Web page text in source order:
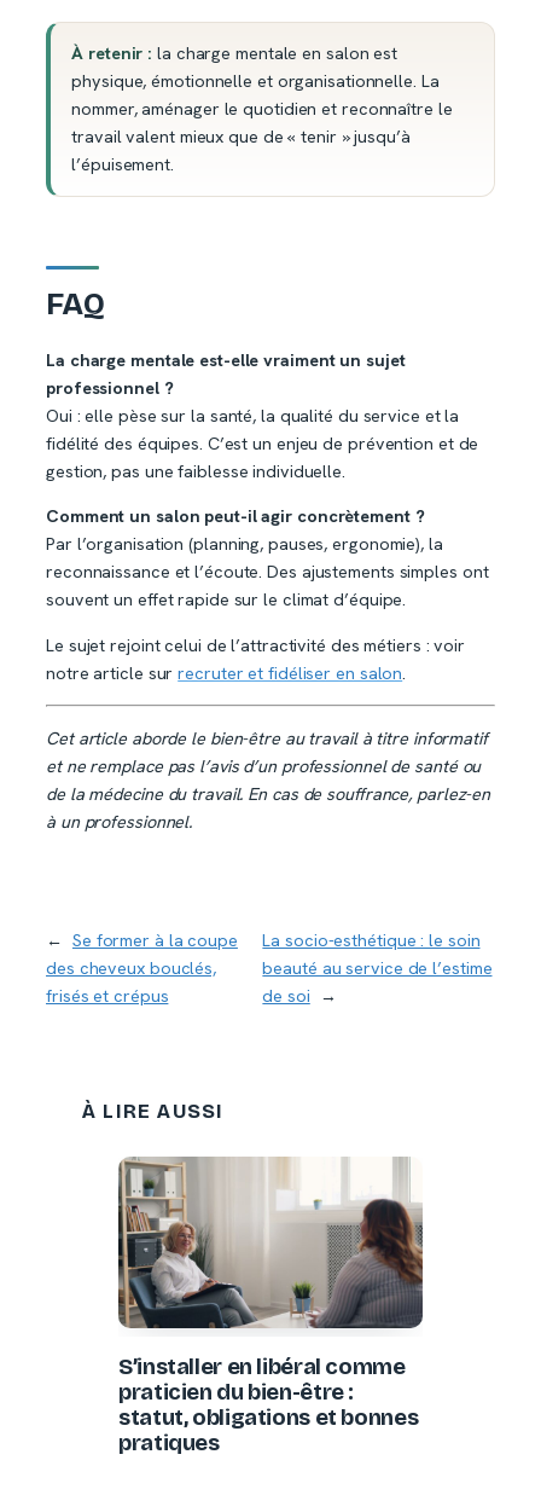
À retenir : la charge mentale en salon est
physique, émotionnelle et organisationnelle. La
nommer, aménager le quotidien et reconnaître le
travail valent mieux que de « tenir » jusqu’à
l’épuisement.
FAQ
La charge mentale est-elle vraiment un sujet
professionnel ?
Oui : elle pèse sur la santé, la qualité du service et la
fidélité des équipes. C’est un enjeu de prévention et de
gestion, pas une faiblesse individuelle.
Comment un salon peut-il agir concrètement ?
Par l’organisation (planning, pauses, ergonomie), la
reconnaissance et l’écoute. Des ajustements simples ont
souvent un effet rapide sur le climat d’équipe.
Le sujet rejoint celui de l’attractivité des métiers : voir
notre article surrecruter et fidéliser en salon.
Cet article aborde le bien-être au travail à titre informatif
et ne remplace pas l’avis d’un professionnel de santé ou
de la médecine du travail. En cas de souffrance, parlez-en
à un professionnel.
← Se former à la coupe
des cheveux bouclés,
frisés et crépus
La socio-esthétique : le soin
beauté au service de l’estime
de soi
→
À LIRE AUSSI
S’installer en libéral comme
praticien du bien-être :
statut, obligations et bonnes
pratiques